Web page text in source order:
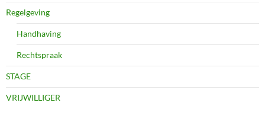
Regelgeving
Handhaving
Rechtspraak
STAGE
VRIJWILLIGER